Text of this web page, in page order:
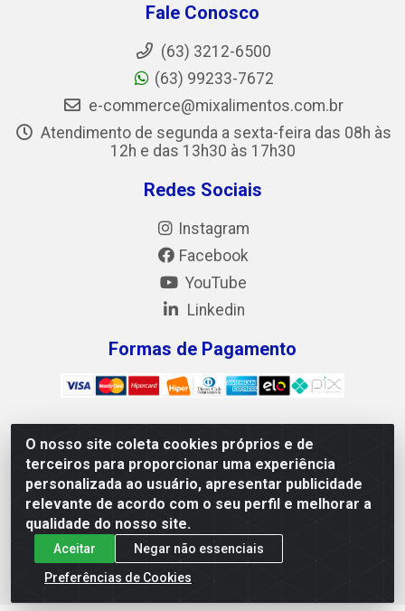
O nosso site coleta cookies próprios e de
terceiros para proporcionar uma experiência
personalizada ao usuário, apresentar publicidade
relevante de acordo com o seu perfil e melhorar a
qualidade do nosso site.
Aceitar
Negar não essenciais
Preferências de Cookies
Fale Conosco
(63) 3212-6500
(63) 99233-7672
e-commerce@mixalimentos.com.br
Atendimento de segunda a sexta-feira das 08h às
12h e das 13h30 às 17h30
Redes Sociais
Instagram
Facebook
YouTube
Linkedin
Formas de Pagamento
Mix Alimentos LTDA - Quadra Asr Ne 55 (412 Norte), Alameda
02, S/N - Plano Diretor Norte, Palmas/TO - CEP 77.006-540 -
CNPJ 05.922.500/0001-02